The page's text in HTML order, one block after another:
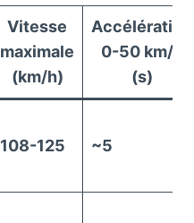
Vitesse
maximale
(km/h)
Accélération
0-50 km/h
(s)
108-125 ~5